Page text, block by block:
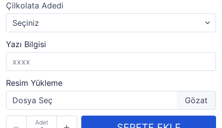
Çilkolata Adedi
Yazı Bilgisi
Resim Yükleme
Adet